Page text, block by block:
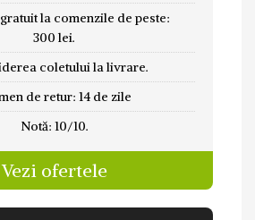
la comenzile de peste:
300 lei.
coletului la livrare.
de retur: 14 de zile
Notă: 10/10.
Vezi ofertele